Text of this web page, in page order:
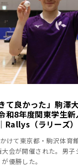
て良かった」駒澤
和8年度関東学生
Rallys（ラリーズ）
けて東京都・駒沢体育
会が開催された。男子
優勝した。